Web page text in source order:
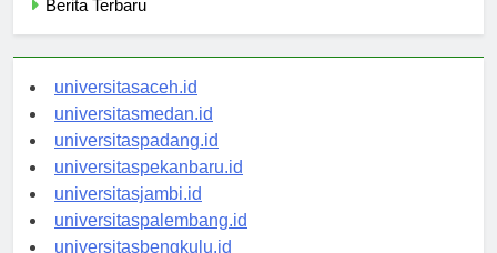
universitasaceh.id
universitasmedan.id
universitaspadang.id
universitaspekanbaru.id
universitasjambi.id
universitaspalembang.id